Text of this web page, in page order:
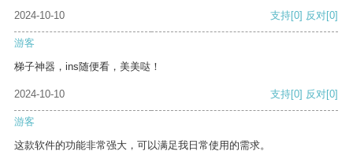
2024-10-10
支持[0] 反对[0]
游客
梯子神器，ins随便看，美美哒！
2024-10-10 支持[0] 反对[0]
游客
这款软件的功能非常强大，可以满足我日常使用的需求。